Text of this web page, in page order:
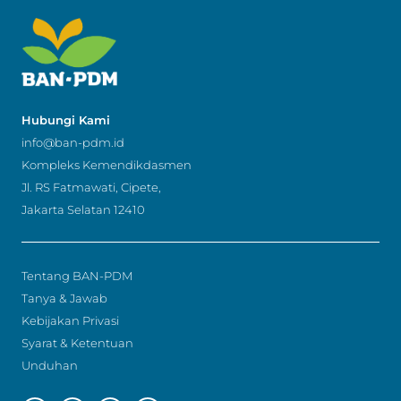
Hubungi Kami
info@ban-pdm.id
Kompleks Kemendikdasmen
Jl. RS Fatmawati, Cipete,
Jakarta Selatan 12410
Tentang BAN-PDM
Tanya & Jawab
Kebijakan Privasi
Syarat & Ketentuan
Unduhan